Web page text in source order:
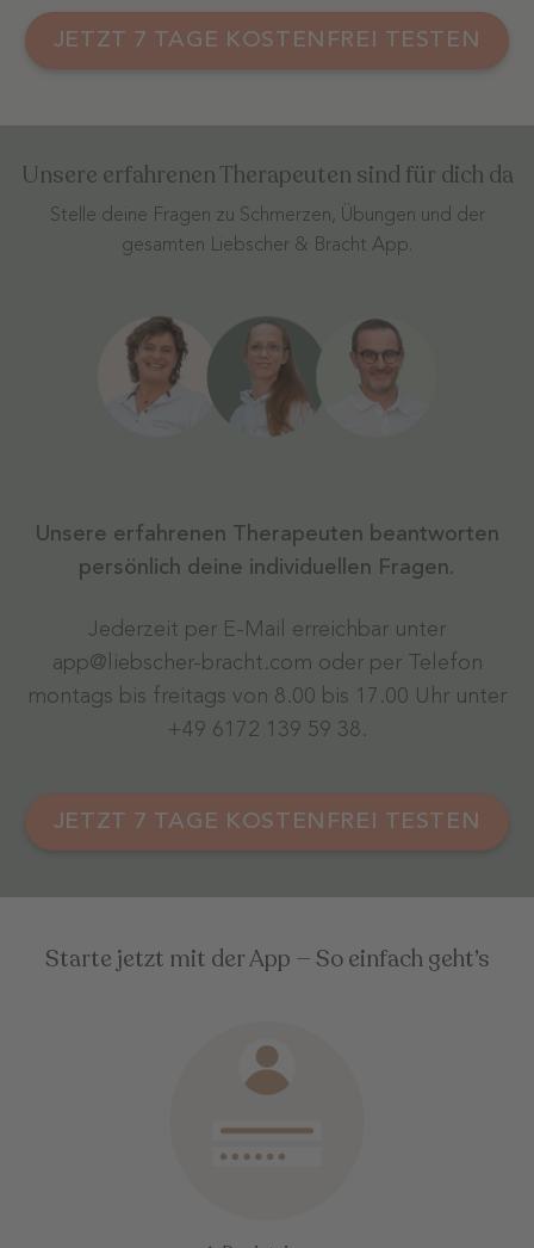
JETZT 7 TAGE KOSTENFREI TESTEN
Unsere erfahrenen Therapeuten sind für dich da
Stelle deine Fragen zu Schmerzen, Übungen und der
gesamten Liebscher & Bracht App.
Unsere erfahrenen Therapeuten beantworten
persönlich deine individuellen Fragen.
Jederzeit per E-Mail erreichbar unter
app@liebscher-bracht.com oder per Telefon
montags bis freitags von 8.00 bis 17.00 Uhr unter
+49 6172 139 59 38.
JETZT 7 TAGE KOSTENFREI TESTEN
Starte jetzt mit der App — So einfach geht’s